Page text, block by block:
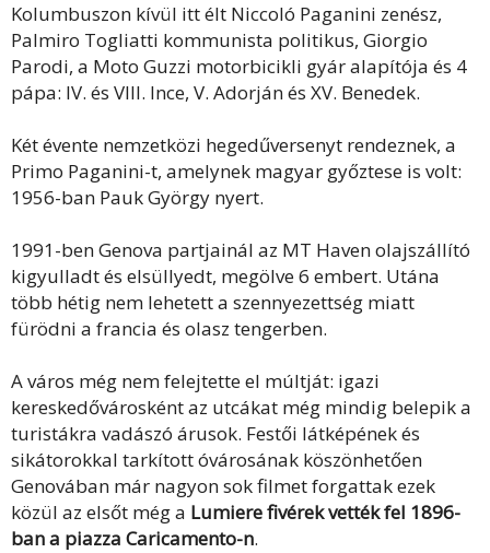
Kolumbuszon kívül itt élt Niccoló Paganini zenész,
Palmiro Togliatti kommunista politikus, Giorgio
Parodi, a Moto Guzzi motorbicikli gyár alapítója és 4
pápa: IV. és VIII. Ince, V. Adorján és XV. Benedek.
Két évente nemzetközi hegedűversenyt rendeznek, a
Primo Paganini-t, amelynek magyar győztese is volt:
1956-ban Pauk György nyert.
1991-ben Genova partjainál az MT Haven olajszállító
kigyulladt és elsüllyedt, megölve 6 embert. Utána
több hétig nem lehetett a szennyezettség miatt
fürödni a francia és olasz tengerben.
A város még nem felejtette el múltját: igazi
kereskedővárosként az utcákat még mindig belepik a
turistákra vadászó árusok. Festői látképének és
sikátorokkal tarkított óvárosának köszönhetően
Genovában már nagyon sok filmet forgattak ezek
közül az elsőt még a Lumiere fivérek vették fel 1896-
ban a piazza Caricamento-n.